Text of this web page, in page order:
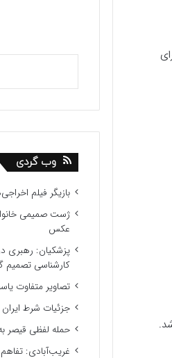
وب گردی
بازیگر فیلم
عکس
پزشکیان: رهبری
کارشناسی تصمیم
تصاویر متفاوت
جزئیات شرط ایران
حمله لفظی قیصر
غریب‌آبادی: تفاهم